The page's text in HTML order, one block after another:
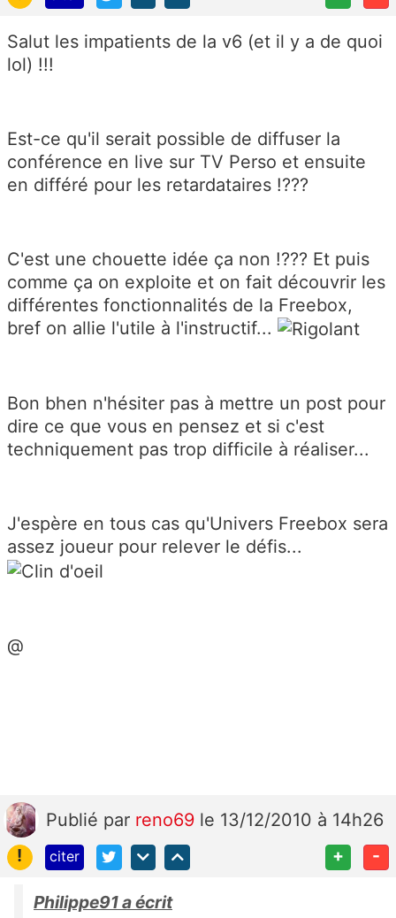
Salut les impatients de la v6 (et il y a de quoi
lol) !!!
Est-ce qu'il serait possible de diffuser la
conférence en live sur TV Perso et ensuite
en différé pour les retardataires !???
C'est une chouette idée ça non !??? Et puis
comme ça on exploite et on fait découvrir les
différentes fonctionnalités de la Freebox,
bref on allie l'utile à l'instructif...
Bon bhen n'hésiter pas à mettre un post pour
dire ce que vous en pensez et si c'est
techniquement pas trop difficile à réaliser...
J'espère en tous cas qu'Univers Freebox sera
assez joueur pour relever le défis...
@
Publié par reno69 le 13/12/2010 à 14h26
!
citer + -
Philippe91 a écrit